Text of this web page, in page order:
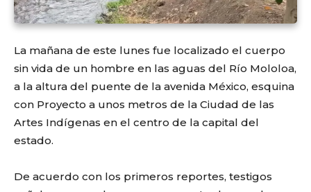
La mañana de este lunes fue localizado el cuerpo
sin vida de un hombre en las aguas del Río Mololoa,
a la altura del puente de la avenida México, esquina
con Proyecto a unos metros de la Ciudad de las
Artes Indígenas en el centro de la capital del
estado.
De acuerdo con los primeros reportes, testigos